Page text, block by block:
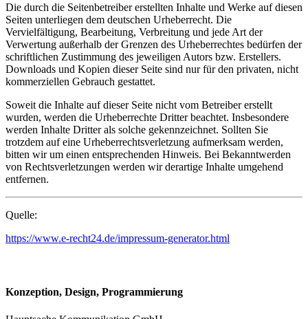
Die durch die Seitenbetreiber erstellten Inhalte und Werke auf diesen
Seiten unterliegen dem deutschen Urheberrecht. Die
Vervielfältigung, Bearbeitung, Verbreitung und jede Art der
Verwertung außerhalb der Grenzen des Urheberrechtes bedürfen der
schriftlichen Zustimmung des jeweiligen Autors bzw. Erstellers.
Downloads und Kopien dieser Seite sind nur für den privaten, nicht
kommerziellen Gebrauch gestattet.
Soweit die Inhalte auf dieser Seite nicht vom Betreiber erstellt
wurden, werden die Urheberrechte Dritter beachtet. Insbesondere
werden Inhalte Dritter als solche gekennzeichnet. Sollten Sie
trotzdem auf eine Urheberrechtsverletzung aufmerksam werden,
bitten wir um einen entsprechenden Hinweis. Bei Bekanntwerden
von Rechtsverletzungen werden wir derartige Inhalte umgehend
entfernen.
Quelle:
https://www.e-recht24.de/impressum-generator.html
Konzeption, Design, Programmierung